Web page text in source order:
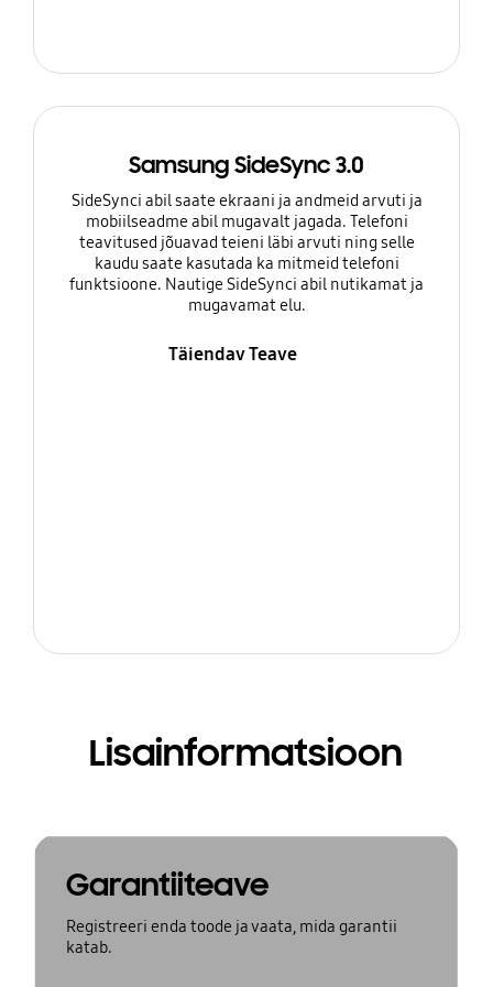
Samsung SideSync 3.0
SideSynci abil saate ekraani ja andmeid arvuti ja
mobiilseadme abil mugavalt jagada. Telefoni
teavitused jõuavad teieni läbi arvuti ning selle
kaudu saate kasutada ka mitmeid telefoni
funktsioone. Nautige SideSynci abil nutikamat ja
mugavamat elu.
Täiendav Teave
Lisainformatsioon
Garantiiteave
Registreeri enda toode ja vaata, mida garantii
katab.